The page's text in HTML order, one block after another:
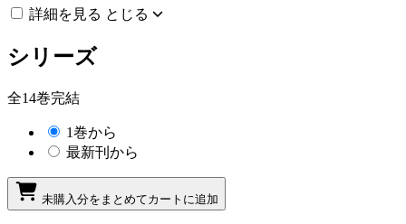
詳細を見る とじる
シリーズ
全14巻完結
1巻から
最新刊から
未購入分をまとめてカートに追加